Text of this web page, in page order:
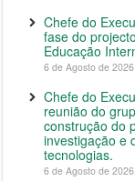
Chefe do
fase do
Educação
6 de Agosto de
Chefe do
reunião do
construção do
investigação e
tecnologias.
6 de Agosto de